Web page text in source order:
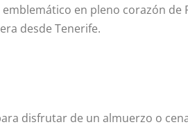
en pleno corazón de
desde Tenerife.
disfrutar de un almuerzo o